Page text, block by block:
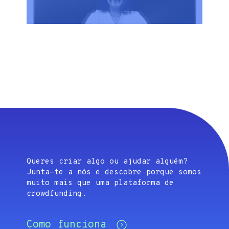
Queres criar algo ou ajudar alguém?
Junta-te a nós e descobre porque somos
muito mais que uma plataforma de
crowdfunding.
Como funciona